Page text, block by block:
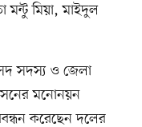
মন্টু মিয়া, মাইদুল
সদস্য ও জেলা
মনোনয়ন
করেছেন দলের